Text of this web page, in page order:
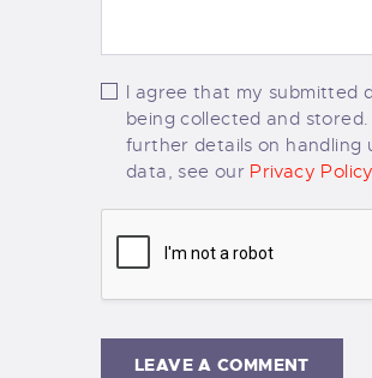
I agree that my submitted
being collected and stored.
further details on handling
data, see our Privacy Policy